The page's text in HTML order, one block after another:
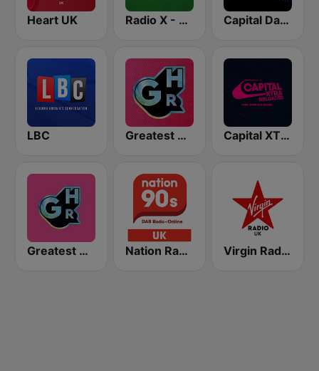
Heart UK Radio X - Manchester Capital Dance
LBC Greatest Hits Radio Capital XTRA Reloaded
Greatest Hits Radio South Coast Nation Radio 90s Virgin Radio UK